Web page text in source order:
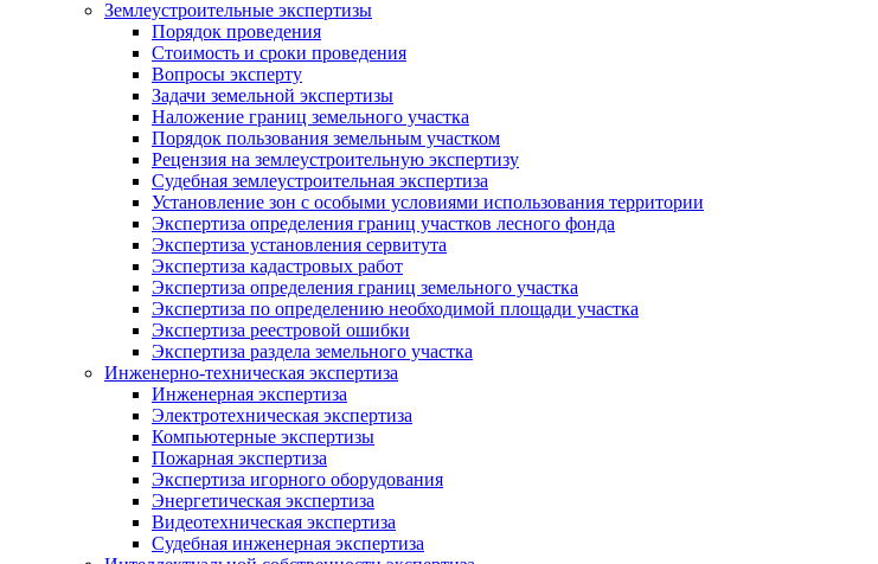
Землеустроительные экспертизы
Порядок проведения
Стоимость и сроки проведения
Вопросы эксперту
Задачи земельной экспертизы
Наложение границ земельного участка
Порядок пользования земельным участком
Рецензия на землеустроительную экспертизу
Судебная землеустроительная экспертиза
Установление зон с особыми условиями использования территории
Экспертиза определения границ участков лесного фонда
Экспертиза установления сервитута
Экспертиза кадастровых работ
Экспертиза определения границ земельного участка
Экспертиза по определению необходимой площади участка
Экспертиза реестровой ошибки
Экспертиза раздела земельного участка
Инженерно-техническая экспертиза
Инженерная экспертиза
Электротехническая экспертиза
Компьютерные экспертизы
Пожарная экспертиза
Экспертиза игорного оборудования
Энергетическая экспертиза
Видеотехническая экспертиза
Судебная инженерная экспертиза